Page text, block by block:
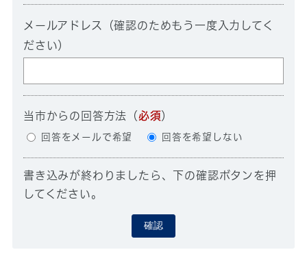
メールアドレス（確認のためもう一度入力してく
ださい）
当市からの回答方法 （必須）
回答をメールで希望 回答を希望しない
書き込みが終わりましたら、下の確認ボタンを押
してください。
確認